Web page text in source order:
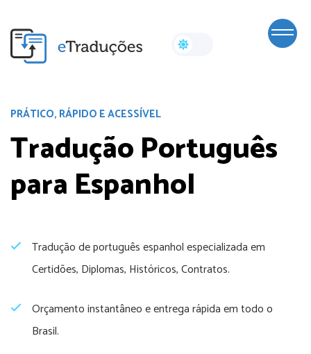
PRÁTICO, RÁPIDO E ACESSÍVEL
Tradução Português
para Espanhol
Tradução de português espanhol especializada em
Certidões, Diplomas, Históricos, Contratos.
Orçamento instantâneo e entrega rápida em todo o
Brasil.